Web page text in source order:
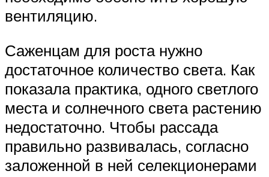
вентиляцию.
Саженцам для роста нужно
достаточное количество света. Как
показала практика, одного светлого
места и солнечного света растению
недостаточно. Чтобы рассада
правильно развивалась, согласно
заложенной в ней селекционерами